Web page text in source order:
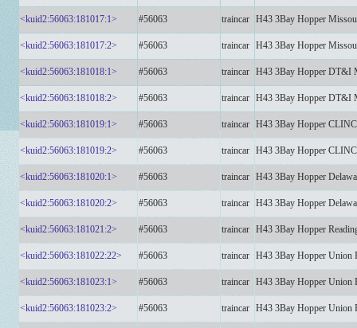
<kuid2:56063:181017:1> #56063 traincar H43 3Bay Hopper
<kuid2:56063:181017:2> #56063 traincar H43 3Bay Hopper
<kuid2:56063:181018:1> #56063 traincar H43 3Bay Hopper DT&I
<kuid2:56063:181018:2> #56063 traincar H43 3Bay Hopper DT&I
<kuid2:56063:181019:1> #56063 traincar H43 3Bay Hopper
<kuid2:56063:181019:2> #56063 traincar H43 3Bay Hopper
<kuid2:56063:181020:1> #56063 traincar H43 3Bay Hopper
<kuid2:56063:181020:2> #56063 traincar H43 3Bay Hopper
<kuid2:56063:181021:2> #56063 traincar H43 3Bay Hopper
<kuid2:56063:181022:22> #56063 traincar H43 3Bay Hopper Union
<kuid2:56063:181023:1> #56063 traincar H43 3Bay Hopper Union
<kuid2:56063:181023:2> #56063 traincar H43 3Bay Hopper Union